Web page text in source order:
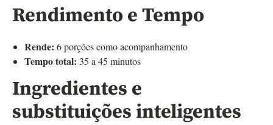
Rendimento e Tempo
Rende: 6 porções como acompanhamento
Tempo total: 35 a 45 minutos
Ingredientes e
substituições inteligentes